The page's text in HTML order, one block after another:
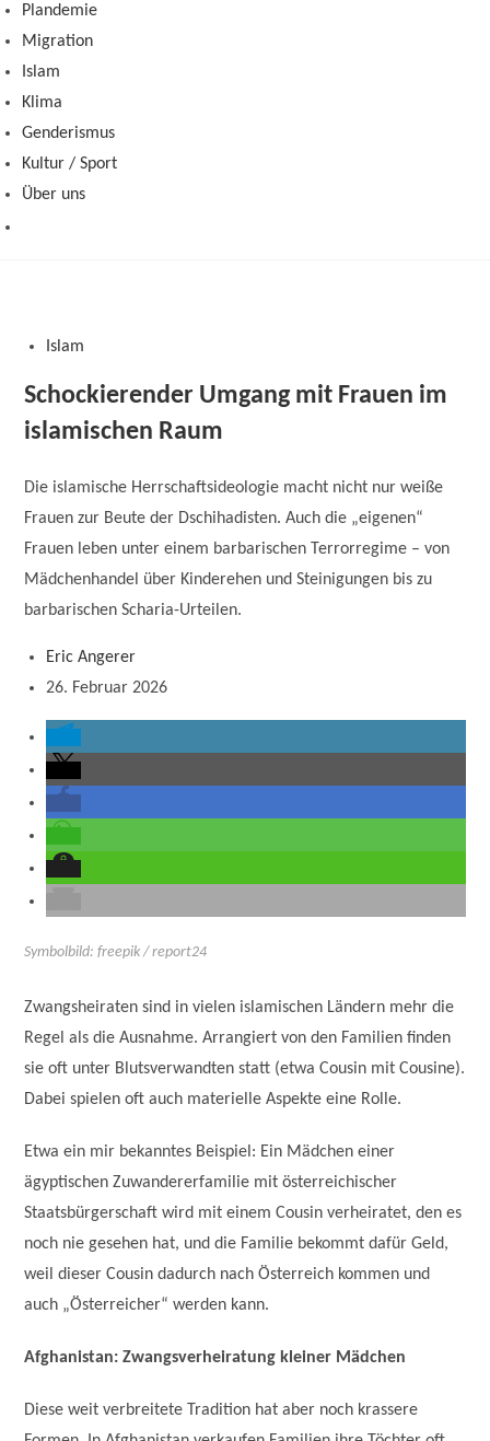
Plandemie
Migration
Islam
Klima
Genderismus
Kultur / Sport
Über uns
Islam
Schockierender Umgang mit Frauen im
islamischen Raum
Die islamische Herrschaftsideologie macht nicht nur weiße
Frauen zur Beute der Dschihadisten. Auch die „eigenen“
Frauen leben unter einem barbarischen Terrorregime – von
Mädchenhandel über Kinderehen und Steinigungen bis zu
barbarischen Scharia-Urteilen.
Eric Angerer
26. Februar 2026
Symbolbild: freepik / report24
Zwangsheiraten sind in vielen islamischen Ländern mehr die
Regel als die Ausnahme. Arrangiert von den Familien finden
sie oft unter Blutsverwandten statt (etwa Cousin mit Cousine).
Dabei spielen oft auch materielle Aspekte eine Rolle.
Etwa ein mir bekanntes Beispiel: Ein Mädchen einer
ägyptischen Zuwandererfamilie mit österreichischer
Staatsbürgerschaft wird mit einem Cousin verheiratet, den es
noch nie gesehen hat, und die Familie bekommt dafür Geld,
weil dieser Cousin dadurch nach Österreich kommen und
auch „Österreicher“ werden kann.
Afghanistan: Zwangsverheiratung kleiner Mädchen
Diese weit verbreitete Tradition hat aber noch krassere